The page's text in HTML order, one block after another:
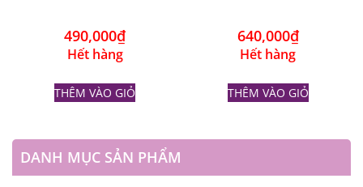
490,000₫
Hết hàng
THÊM VÀO GIỎ
640,000₫
Hết hàng
THÊM VÀO GIỎ
DANH MỤC SẢN PHẨM